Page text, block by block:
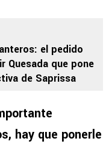
el pedido
Quesada que pone
de Saprissa
hay que ponerle